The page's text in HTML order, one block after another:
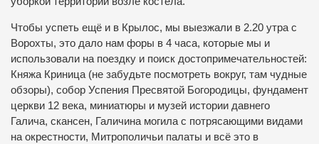
Чтобы успеть ещё и в Крылос, мы выезжали в 2.20 утра с
Ворохты, это дало нам форы в 4 часа, которые мы и
использовали на поездку и поиск достопримечательностей:
Княжа Криница (не забудьте посмотреть вокруг, там чудные
обзоры), собор Успения Пресвятой Богородицы, фундамент
церкви 12 века, миниатюры и музей истории давнего
Галича, скансен, Галичина могила с потрясающими видами
на окрестности, Митрополичьи палаты и всё это в